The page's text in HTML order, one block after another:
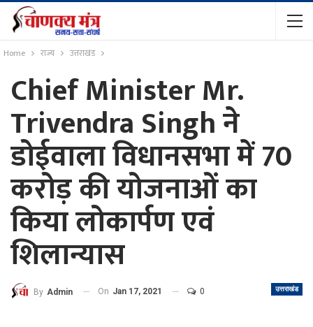
Home राज्य उत्तराखंड
Chief Minister Mr.
Trivendra Singh ने
डोईवाला विधानसभा में 70
करोड़ की योजनाओं का
किया लोकार्पण एवं
शिलान्यास
उत्तराखंड
By Admin On Jan 17, 2021 0